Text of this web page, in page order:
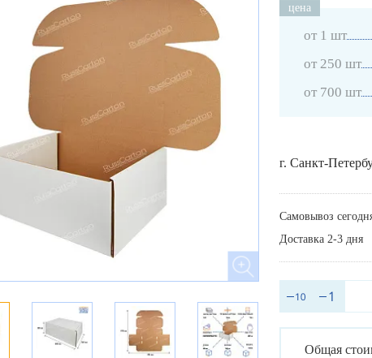
цена
от 1 шт
от 250 шт
от 700 шт
г. Санкт-
Самовывоз
Доставка 2-3 дня
Общая